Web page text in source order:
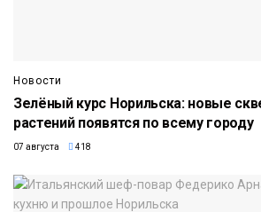
Новости
Зелёный курс Норильска: новые
растений появятся по всему городу
07 августа 418